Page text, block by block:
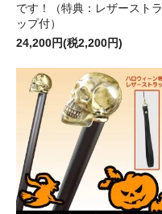
です！（特典：レザーストラ
ップ付）
24,200円(税2,200円)